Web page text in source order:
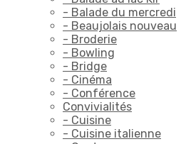
- Balade du mercredi
- Beaujolais nouveau
- Broderie
- Bowling
- Bridge
- Cinéma
- Conférence
Convivialités
- Cuisine
- Cuisine italienne